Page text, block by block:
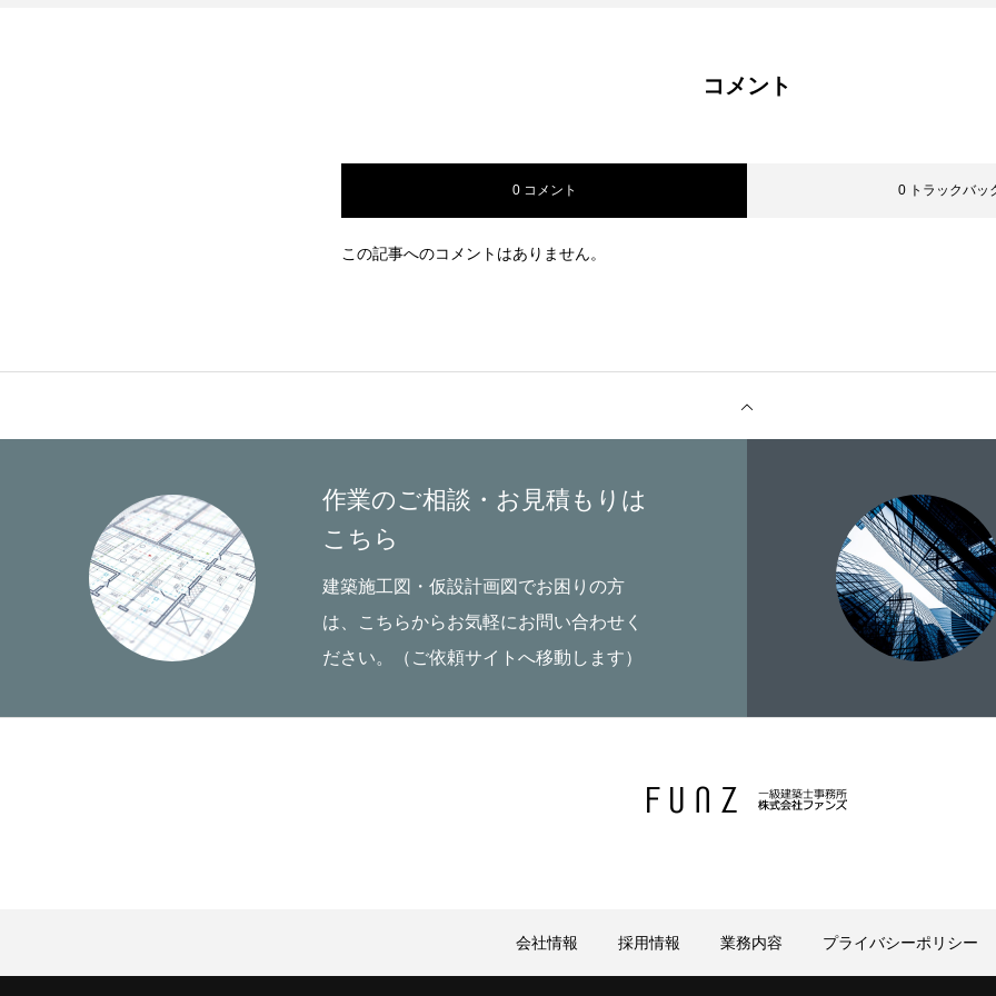
コメント
0 コメント 0 トラックバッ
この記事へのコメントはありません。
作業のご相談・お見積もりは
こちら
建築施工図・仮設計画図でお困りの方
は、こちらからお気軽にお問い合わせく
ださい。（ご依頼サイトへ移動します）
会社情報 採用情報 業務内容 プライバシーポリシー